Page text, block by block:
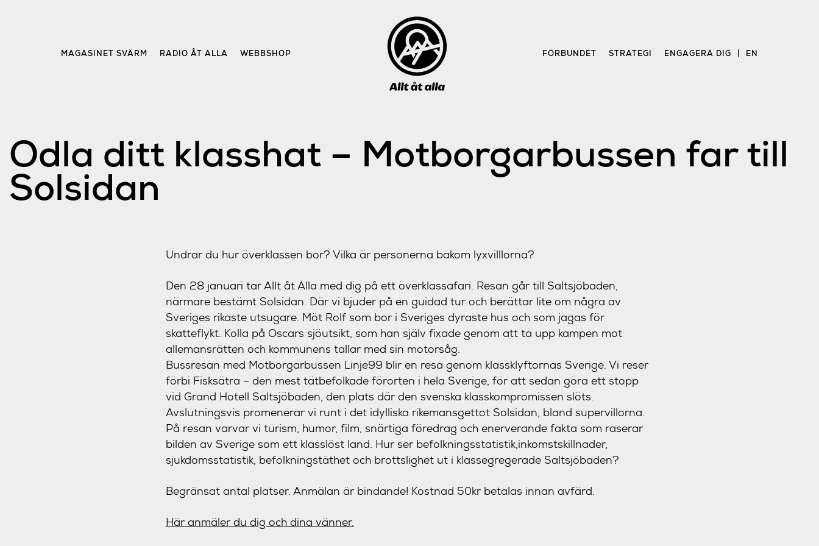
MAGASINET SVÄRM RADIO ÅT ALLA WEBBSHOP FÖRBUNDET STRATEGI ENGAGERA DIG EN
Odla ditt klasshat – Motborgarbussen far till
Solsidan
Undrar du hur överklassen bor? Vilka är personerna bakom lyxvilllorna?
Den 28 januari tar Allt åt Alla med dig på ett överklassafari. Resan går till Saltsjöbaden,
närmare bestämt Solsidan. Där vi bjuder på en guidad tur och berättar lite om några av
Sveriges rikaste utsugare. Möt Rolf som bor i Sveriges dyraste hus och som jagas för
skatteflykt. Kolla på Oscars sjöutsikt, som han själv fixade genom att ta upp kampen mot
allemansrätten och kommunens tallar med sin motorsåg.
Bussresan med Motborgarbussen Linje99 blir en resa genom klassklyftornas Sverige. Vi reser
förbi Fisksätra – den mest tätbefolkade förorten i hela Sverige, för att sedan göra ett stopp
vid Grand Hotell Saltsjöbaden, den plats där den svenska klasskompromissen slöts.
Avslutningsvis promenerar vi runt i det idylliska rikemansgettot Solsidan, bland supervillorna.
På resan varvar vi turism, humor, film, snärtiga föredrag och enerverande fakta som raserar
bilden av Sverige som ett klasslöst land. Hur ser befolkningsstatistik,inkomstskillnader,
sjukdomsstatistik, befolkningstäthet och brottslighet ut i klassegregerade Saltsjöbaden?
Begränsat antal platser. Anmälan är bindande! Kostnad 50kr betalas innan avfärd.
Här anmäler du dig och dina vänner.